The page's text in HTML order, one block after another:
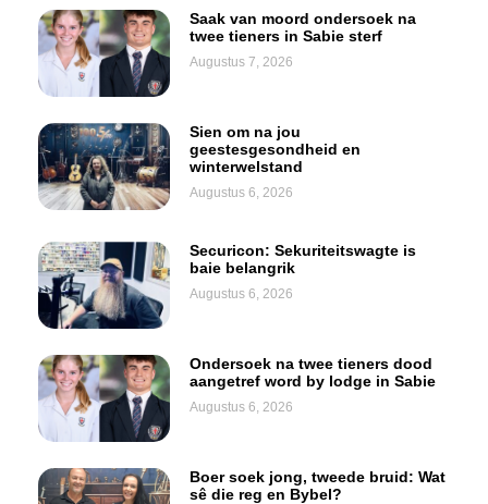
Saak van moord ondersoek na
twee tieners in Sabie sterf
Augustus 7, 2026
Sien om na jou
geestesgesondheid en
winterwelstand
Augustus 6, 2026
Securicon: Sekuriteitswagte is
baie belangrik
Augustus 6, 2026
Ondersoek na twee tieners dood
aangetref word by lodge in Sabie
Augustus 6, 2026
Boer soek jong, tweede bruid: Wat
sê die reg en Bybel?